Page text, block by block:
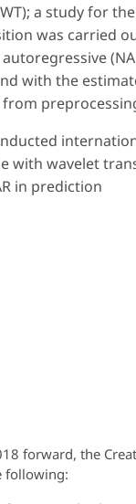
a study for
was carried
with the
with wavelet
in prediction
forward, the
following: